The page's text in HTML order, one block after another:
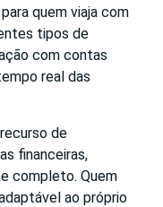
quem viaja com
tipos de
com contas
real das
de
financeiras,
completo. Quem
ao próprio